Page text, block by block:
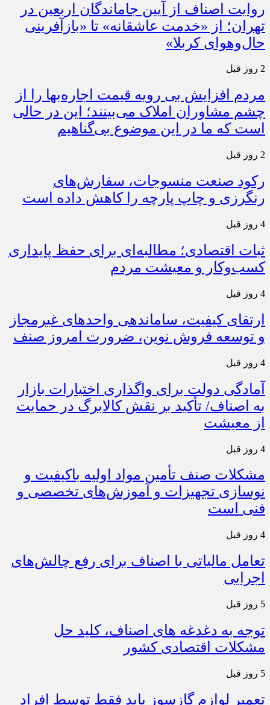
روایت اصناف از آیین جاماندگان اربعین در
تهران؛ از «خدمت عاشقانه» تا «بازآفرینی
حال‌وهوای کربلا»
2 روز قبل
مردم افزایش بی رویه قیمت اجاره‌بها را از
چشم مشاوران املاک می‌بینند؛ این در حالی
است که ما در این موضوع بی‌گناهیم
2 روز قبل
رکود صنعت منسوجات، سفارش‌های
رنگرزی و چاپ پارچه را کاهش داده است
4 روز قبل
ثبات اقتصادی؛ مطالبه‌ای برای حفظ پایداری
کسب‌وکار و معیشت مردم
4 روز قبل
ارتقای کیفیت، ساماندهی واحدهای غیرمجاز
و توسعه فروش نوین، ضرورت امروز صنف
4 روز قبل
آمادگی دولت برای واگذاری اختیارات بازار
به اصناف/ تأکید بر نقش کالابرگ در حمایت
از معیشت
4 روز قبل
مشکلات صنف تأمین مواد اولیه باکیفیت و
نوسازی تجهیزات و آموزش‌های تخصصی و
فنی است
4 روز قبل
تعامل مالیاتی با اصناف برای رفع چالش‌های
اجرایی
5 روز قبل
توجه به دغدغه های اصناف، کلید حل
مشکلات اقتصادی کشور
5 روز قبل
تعمیر لوازم گازسوز باید فقط توسط افراد